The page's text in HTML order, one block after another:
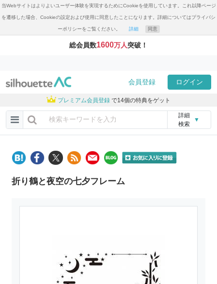
当Webサイトはよりよいユーザー体験を実現するためにCookieを使用しています。これ以降ページ
を遷移した場合、Cookieの設定および使用に同意したことになります。詳細についてはプライバシ
ーポリシーをご覧ください。 詳細 同意
総会員数1600万人突破！
会員登録 ログイン
プレミアム会員登録 で14個の特典をゲット
詳細
検索
▼
折り鶴と夜空の七夕フレーム